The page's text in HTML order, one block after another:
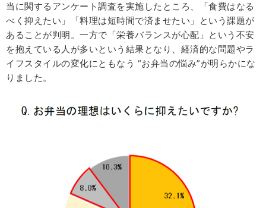
当に関するアンケート調査を実施したところ、「食費はなる
べく抑えたい」「料理は短時間で済ませたい」という課題が
あることが判明。一方で「栄養バランスが心配」という不安
を抱えている人が多いという結果となり、経済的な問題やラ
イフスタイルの変化にともなう “お弁当の悩み”が明らかにな
りました。